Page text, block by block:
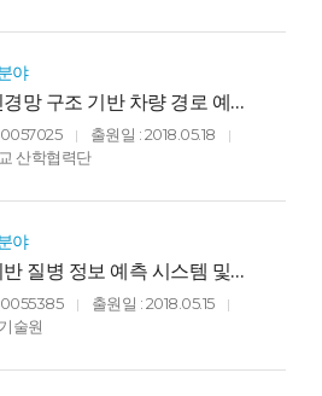
야
망 구조 기반 차량 경로 예측
TRAJECTORY
SYSTEM AND METHOD
RECURRENT
| 출원일 : 2018.05.18 |
산학협력단
야
질병 정보 예측 시스템 및
AND METHOD FOR
DISEASE INFORAMTION
NEURAL NETWORK)
| 출원일 : 2018.05.15 |
술원